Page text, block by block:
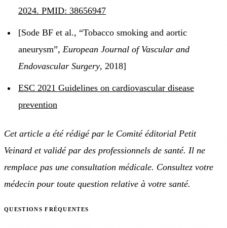
2024. PMID: 38656947
[Sode BF et al., “Tobacco smoking and aortic
aneurysm”, European Journal of Vascular and
Endovascular Surgery, 2018]
ESC 2021 Guidelines on cardiovascular disease
prevention
Cet article a été rédigé par le Comité éditorial Petit
Veinard et validé par des professionnels de santé. Il ne
remplace pas une consultation médicale. Consultez votre
médecin pour toute question relative à votre santé.
QUESTIONS FRÉQUENTES